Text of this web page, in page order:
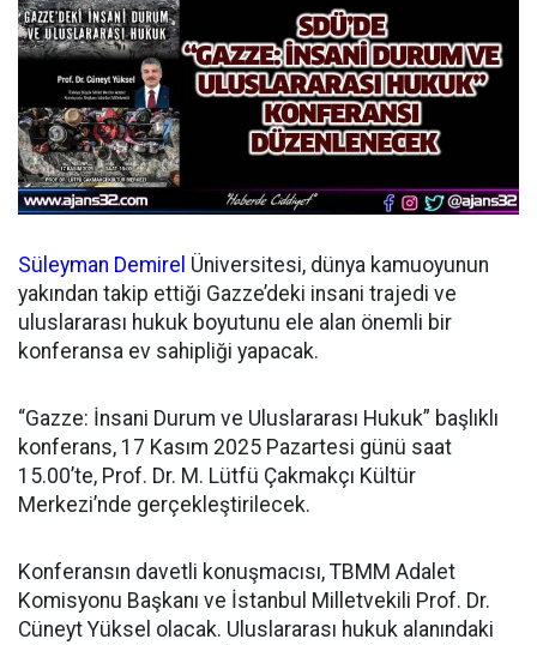
Süleyman Demirel Üniversitesi, dünya kamuoyunun
yakından takip ettiği Gazze’deki insani trajedi ve
uluslararası hukuk boyutunu ele alan önemli bir
konferansa ev sahipliği yapacak.
“Gazze: İnsani Durum ve Uluslararası Hukuk” başlıklı
konferans, 17 Kasım 2025 Pazartesi günü saat
15.00’te, Prof. Dr. M. Lütfü Çakmakçı Kültür
Merkezi’nde gerçekleştirilecek.
Konferansın davetli konuşmacısı, TBMM Adalet
Komisyonu Başkanı ve İstanbul Milletvekili Prof. Dr.
Cüneyt Yüksel olacak. Uluslararası hukuk alanındaki